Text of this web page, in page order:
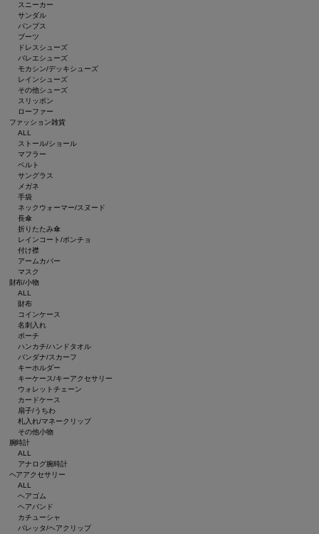
スニーカー
サンダル
パンプス
ブーツ
ドレスシューズ
バレエシューズ
モカシン/デッキシューズ
レインシューズ
その他シューズ
スリッポン
ローファー
ファッション雑貨
ALL
ストール/ショール
マフラー
ベルト
サングラス
メガネ
手袋
ネックウォーマー/スヌード
長傘
折りたたみ傘
レインコート/ポンチョ
付け襟
アームカバー
マスク
財布/小物
ALL
財布
コインケース
名刺入れ
ポーチ
ハンカチ/ハンドタオル
バンダナ/スカーフ
キーホルダー
キーケース/キーアクセサリー
ウォレットチェーン
カードケース
扇子/うちわ
札入れ/マネークリップ
その他小物
腕時計
ALL
アナログ腕時計
ヘアアクセサリー
ALL
ヘアゴム
ヘアバンド
カチューシャ
バレッタ/ヘアクリップ